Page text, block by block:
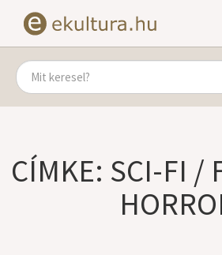
CÍMKE: SCI-FI /